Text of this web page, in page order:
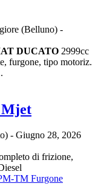
(Belluno) -
DUCATO 2999cc
furgone, tipo motoriz.
Mjet
- Giugno 28, 2026
di frizione,